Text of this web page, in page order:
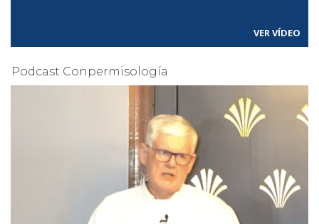
VER VÍDEO
Podcast Conpermisología